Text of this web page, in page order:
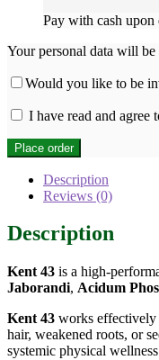
Pay with cash upon
Your personal data will
Would you like to be
I have read and agree
Place order
Description
Reviews (0)
Description
Kent 43 is a high-
Jaborandi, Acidum
Kent 43 works effectively
hair, weakened roots, or
systemic physical